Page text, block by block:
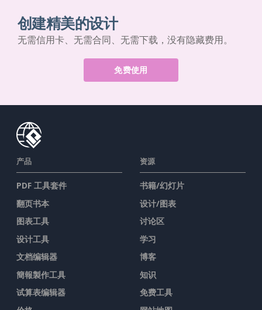
创建精美的设计
无需信用卡、无需合同、无需下载，没有隐藏费用。
免费使用
产品
PDF 工具套件
翻页书本
图表工具
设计工具
文档编辑器
簡報製作工具
试算表编辑器
资源
书籍/幻灯片
设计/图表
讨论区
学习
博客
知识
免费工具